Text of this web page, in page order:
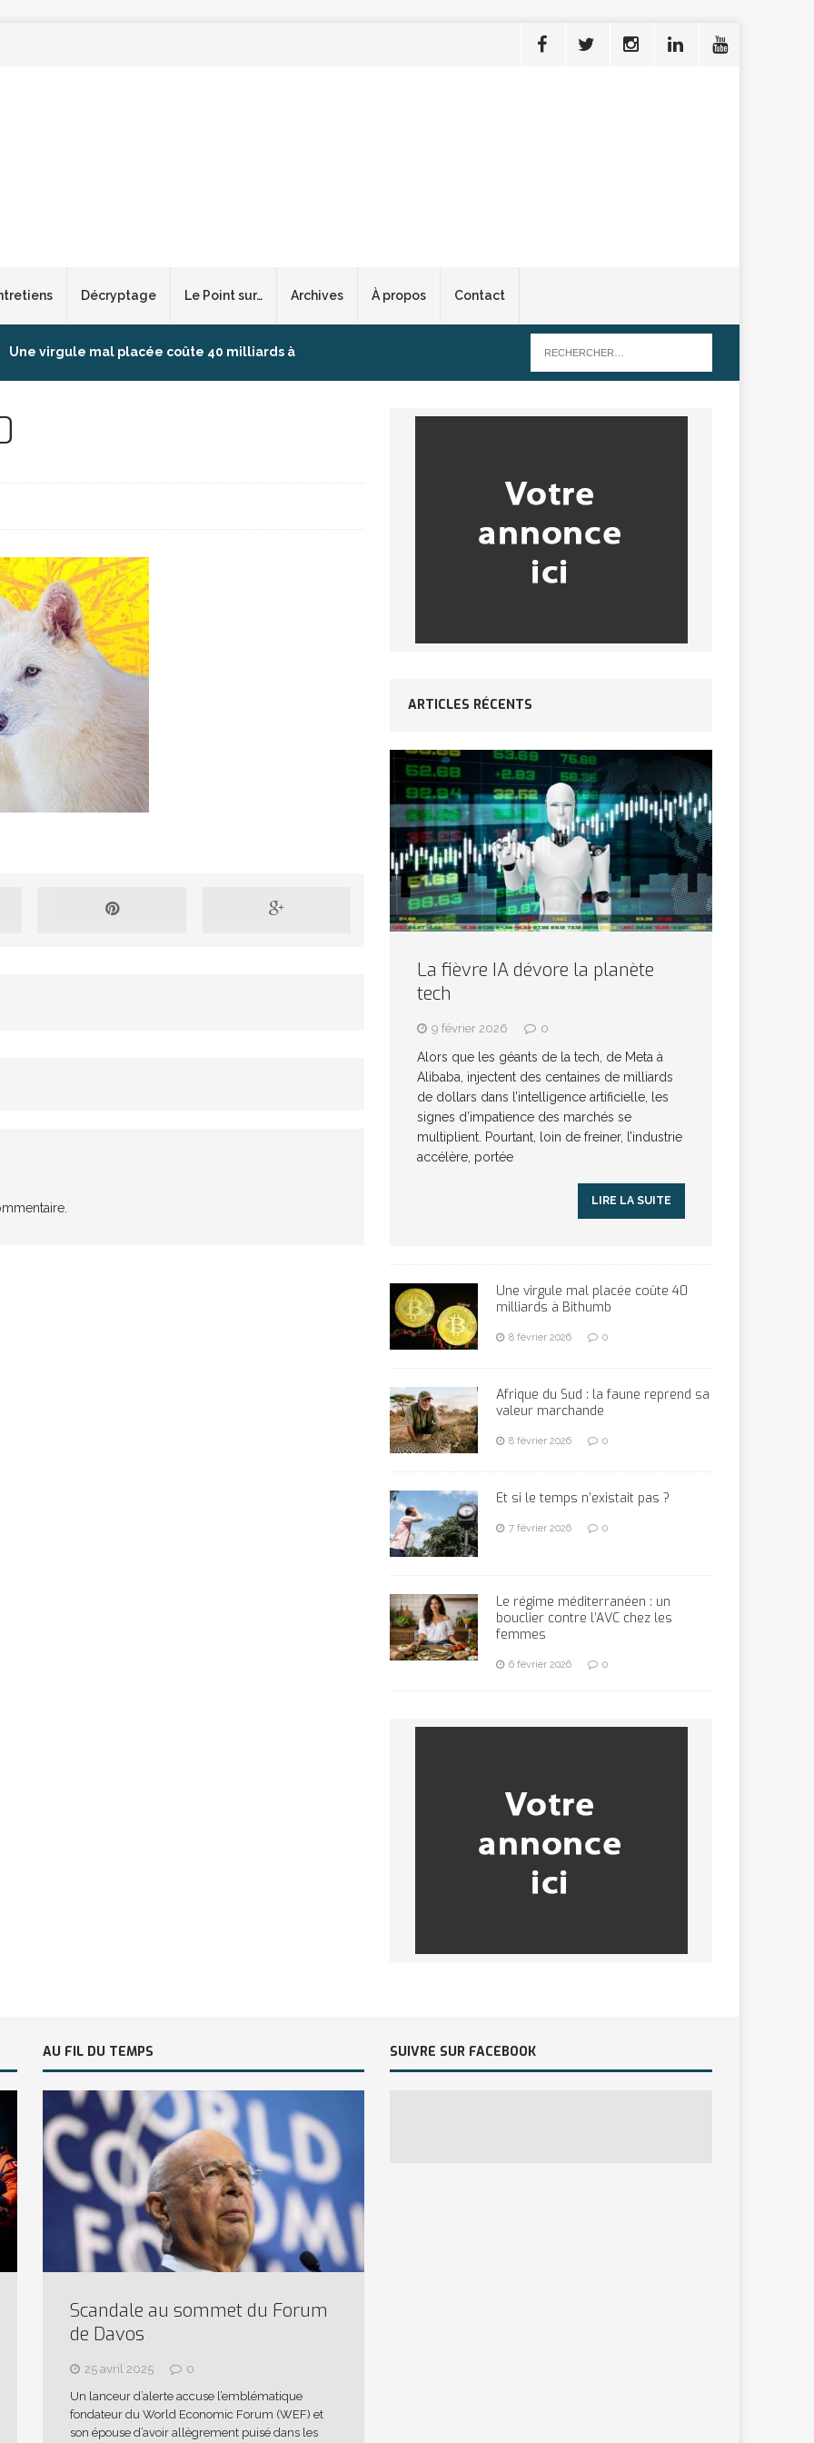
Décryptage Le Point sur… Archives À propos Contact
Une virgule mal placée coûte 40 milliards à
Et si le temps n’existait pas ?
Le régime méditerranéen : un bouclier contre
femmes
Énergie solaire : l’Afrique passe de la pénurie à
ARTICLES RÉÇENTS
ARTICLES RÉCENTS
La fièvre IA dévore la planète
tech
9 février 2026 0
Alors que les géants de la tech, de Meta à
Alibaba, injectent des centaines de milliards
de dollars dans l’intelligence artificielle, les
signes d’impatience des marchés se
multiplient. Pourtant, loin de freiner, l’industrie
accélère, portée
LIRE LA SUITE
Une virgule mal placée coûte 40
milliards à Bithumb
8 février 2026 0
Afrique du Sud : la faune reprend sa
valeur marchande
8 février 2026 0
Et si le temps n’existait pas ?
7 février 2026 0
Le régime méditerranéen : un
bouclier contre l’AVC chez les
femmes
6 février 2026 0
AU FIL DU TEMPS
Scandale au sommet du Forum
de Davos
25 avril 2025
0
Un lanceur d’alerte accuse l’emblématique
fondateur du World Economic Forum (WEF) et
son épouse d’avoir allègrement puisé dans les
SUIVRE SUR FACEBOOK